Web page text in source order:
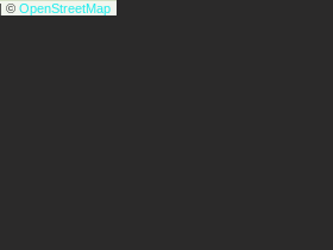
| © OpenStreetMap